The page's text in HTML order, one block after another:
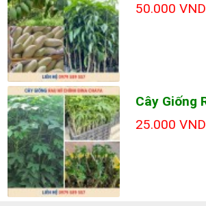
50.000 VND
Cây Giống
25.000 VND